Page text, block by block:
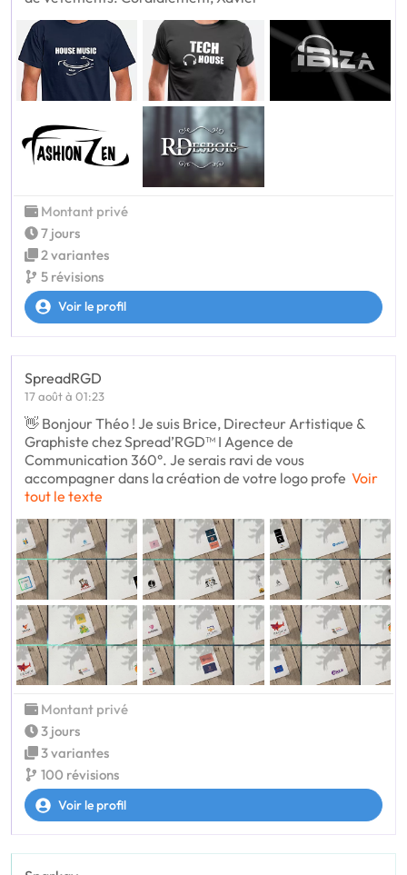
Montant privé
7 jours
2 variantes
5 révisions
Voir le profil
SpreadRGD
17 août à 01:23
👋 Bonjour Théo ! Je suis Brice, Directeur Artistique &
Graphiste chez Spread’RGD™ I Agence de
Communication 360°. Je serais ravi de vous
accompagner dans la création de votre logo profe Voir
tout le texte
Montant privé
3 jours
3 variantes
100 révisions
Voir le profil